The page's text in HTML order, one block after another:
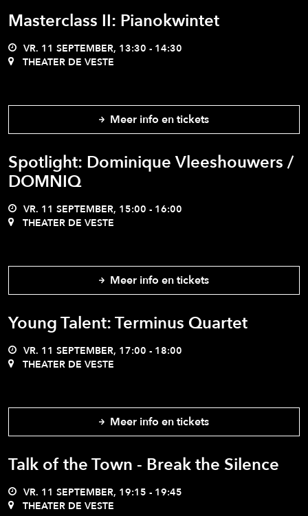
Masterclass II: Pianokwintet
VR. 11 SEPTEMBER, 13:30 - 14:30
THEATER DE VESTE
Meer info en tickets
Spotlight: Dominique Vleeshouwers /
DOMNIQ
VR. 11 SEPTEMBER, 15:00 - 16:00
THEATER DE VESTE
Meer info en tickets
Young Talent: Terminus Quartet
VR. 11 SEPTEMBER, 17:00 - 18:00
THEATER DE VESTE
Meer info en tickets
Talk of the Town - Break the Silence
VR. 11 SEPTEMBER, 19:15 - 19:45
THEATER DE VESTE